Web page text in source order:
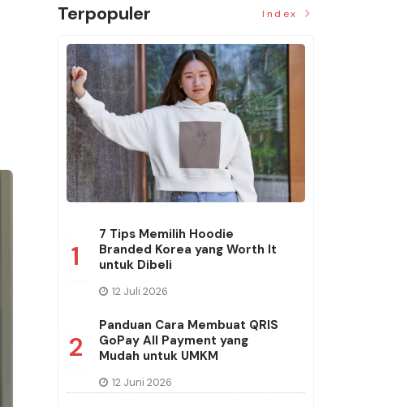
Terpopuler Index
1
7 Tips Memilih Hoodie
Branded Korea yang Worth It
untuk Dibeli
12 Juli 2026
2
Panduan Cara Membuat QRIS
GoPay All Payment yang
Mudah untuk UMKM
12 Juni 2026